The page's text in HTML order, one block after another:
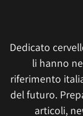
Dedicato
li hanno
riferimento
del futuro.
articoli,